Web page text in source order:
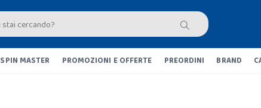
SPIN MASTER PROMOZIONI E OFFERTE PREORDINI BRAND